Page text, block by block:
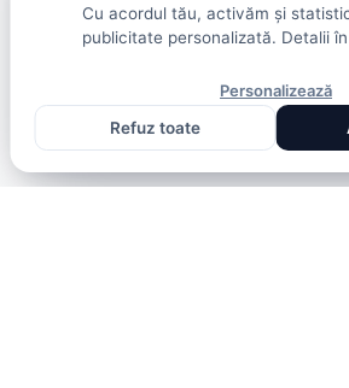
Cu acordul tău, activăm și
publicitate personalizată. Detalii în
Personalizează
Refuz toate